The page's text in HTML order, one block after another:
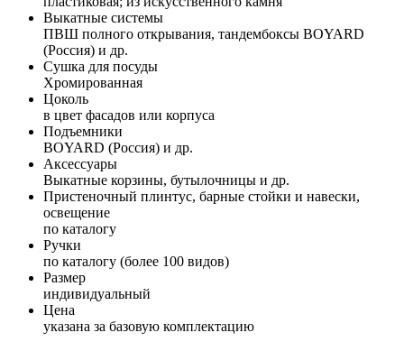
Выкатные системы
ПВШ полного открывания, тандембоксы BOYARD
(Россия) и др.
Сушка для посуды
Хромированная
Цоколь
в цвет фасадов или корпуса
Подъемники
BOYARD (Россия) и др.
Аксессуары
Выкатные корзины, бутылочницы и др.
Пристеночный плинтус, барные стойки и навески,
освещение
по каталогу
Ручки
по каталогу (более 100 видов)
Размер
индивидуальный
Цена
указана за базовую комплектацию